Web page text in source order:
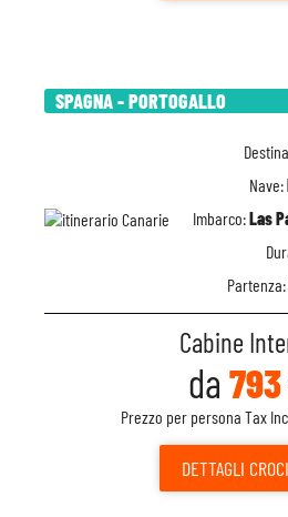
SPAGNA - PORTOGALLO
Nave:
Imbarco:Las
Partenza:
Cabine
da
Prezzo per persona Tax
DETTAGLI